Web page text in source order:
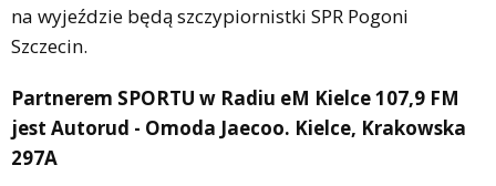
na wyjeździe będą szczypiornistki SPR Pogoni
Szczecin.
Partnerem SPORTU w Radiu eM Kielce 107,9 FM
jest Autorud - Omoda Jaecoo. Kielce, Krakowska
297A